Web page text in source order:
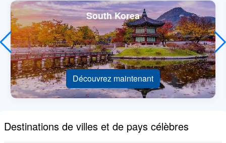
South Korea
Découvrez maintenant
Destinations de villes et de pays célèbres